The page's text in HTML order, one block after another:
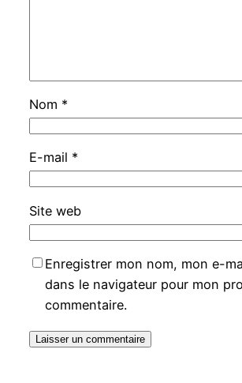
Nom *
E-mail *
Site web
Enregistrer mon nom, mon e-
dans le navigateur pour mon
commentaire.